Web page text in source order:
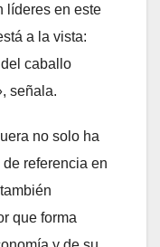
líderes en este
a la vista:
caballo
señala.
no solo ha
referencia en
que forma